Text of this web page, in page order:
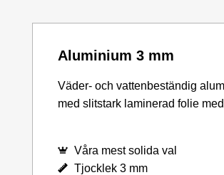
Aluminium 3 mm
Väder- och vattenbeständig
med slitstark laminerad folie
Våra mest solida val
Tjocklek 3 mm